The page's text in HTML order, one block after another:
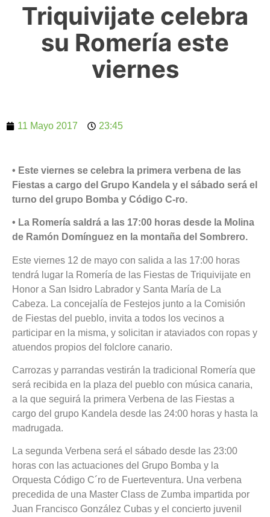
Triquivijate celebra
su Romería este
viernes
11 Mayo 2017 23:45
• Este viernes se celebra la primera verbena de las
Fiestas a cargo del Grupo Kandela y el sábado será el
turno del grupo Bomba y Código C-ro.
• La Romería saldrá a las 17:00 horas desde la Molina
de Ramón Domínguez en la montaña del Sombrero.
Este viernes 12 de mayo con salida a las 17:00 horas
tendrá lugar la Romería de las Fiestas de Triquivijate en
Honor a San Isidro Labrador y Santa María de La
Cabeza. La concejalía de Festejos junto a la Comisión
de Fiestas del pueblo, invita a todos los vecinos a
participar en la misma, y solicitan ir ataviados con ropas y
atuendos propios del folclore canario.
Carrozas y parrandas vestirán la tradicional Romería que
será recibida en la plaza del pueblo con música canaria,
a la que seguirá la primera Verbena de las Fiestas a
cargo del grupo Kandela desde las 24:00 horas y hasta la
madrugada.
La segunda Verbena será el sábado desde las 23:00
horas con las actuaciones del Grupo Bomba y la
Orquesta Código C´ro de Fuerteventura. Una verbena
precedida de una Master Class de Zumba impartida por
Juan Francisco González Cubas y el concierto juvenil